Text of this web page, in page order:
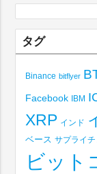
タグ
Binance bitflyer
Facebook IBM
XRP インド
ベース サプライ
ビット